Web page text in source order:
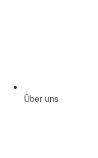
Über uns